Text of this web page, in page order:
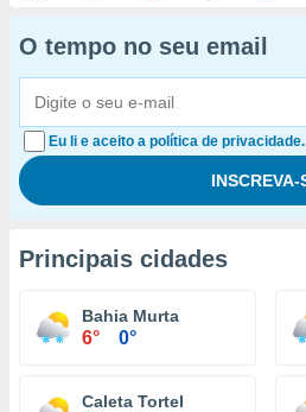
O tempo no seu email
Eu li e aceito a política de privacidade.
Principais cidades
Bahia Murta
6° 0°
Caleta Tortel